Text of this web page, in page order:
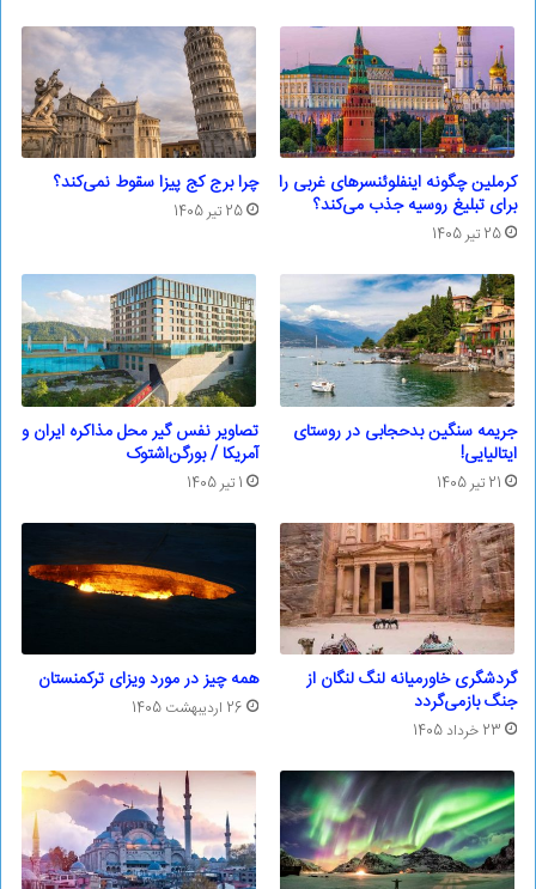
کرملین چگونه اینفلوئنسرهای غربی را
برای تبلیغ روسیه جذب می‌کند؟
25 تیر 1405
چرا برج کج پیزا سقوط نمی‌کند؟
25 تیر 1405
جریمه سنگین بدحجابی در روستای
ایتالیایی!
21 تیر 1405
تصاویر نفس گیر محل مذاکره ایران و
آمریکا / بورگن‌اشتوک
1 تیر 1405
گردشگری خاورمیانه لنگ لنگان از
جنگ بازمی‌گردد
23 خرداد 1405
همه چیز در مورد ویزای ترکمنستان
26 اردیبهشت 1405